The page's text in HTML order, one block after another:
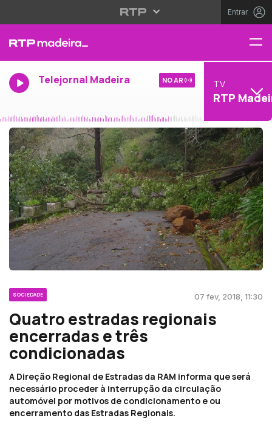
Entrar
Telejornal Madeira NO AR TV
RTP
SOCIEDADE 07 fev, 2018, 11:30
Quatro estradas regionais
encerradas e três
condicionadas
A Direção Regional de Estradas da RAM informa que será
necessário proceder à interrupção da circulação
automóvel por motivos de condicionamento e ou
encerramento das Estradas Regionais.